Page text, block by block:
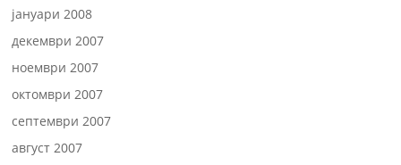
јануари 2008
декември 2007
ноември 2007
октомври 2007
септември 2007
август 2007